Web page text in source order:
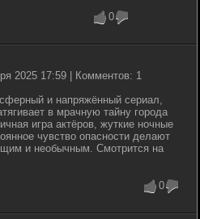
0
2025 17:59 | Комментов: 1
и напряжённый сериал,
в мрачную тайну города
игра актёров, жуткие ночные
чувство опасности делают
и необычным. Смотрится на
0